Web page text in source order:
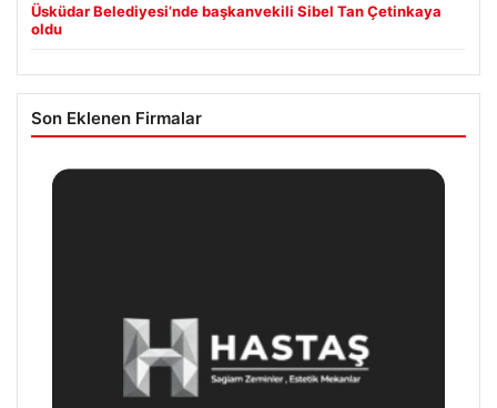
Üsküdar Belediyesi’nde başkanvekili Sibel Tan Çetinkaya
oldu
Son Eklenen Firmalar